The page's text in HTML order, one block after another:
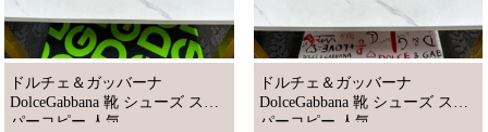
ドルチェ＆ガッバーナ
DolceGabbana 靴 シューズ スー
パーコピー 人気
ドルチェ＆ガッバーナ
DolceGabbana 靴 シューズ スー
パーコピー 人気